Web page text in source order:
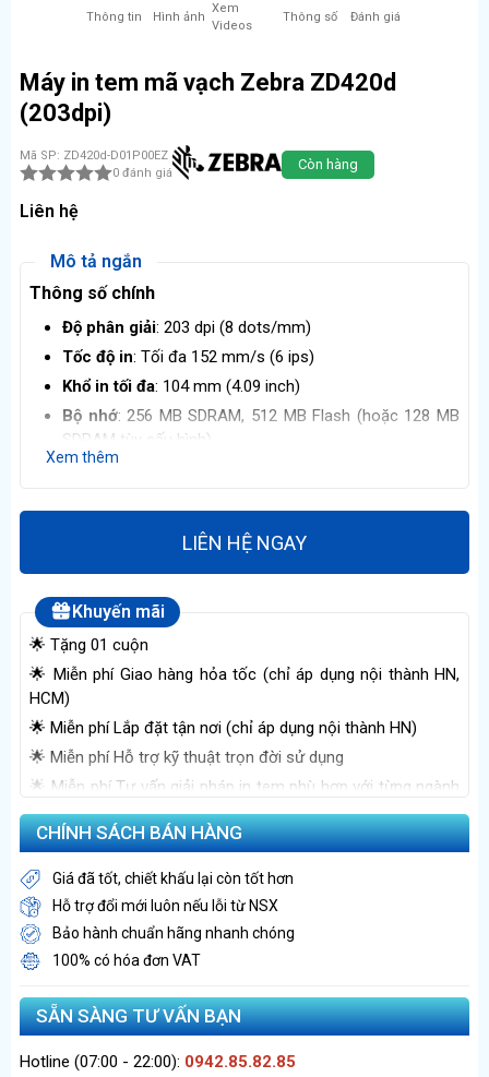
Thông tin Hình ảnh
Xem
Videos
Thông số Đánh giá
Máy in tem mã vạch Zebra ZD420d
(203dpi)
Mã SP: ZD420d-D01P00EZ
0 đánh giá
Còn hàng
Liên hệ
Mô tả ngắn
Thông số chính
Độ phân giải: 203 dpi (8 dots/mm)
Tốc độ in: Tối đa 152 mm/s (6 ips)
Khổ in tối đa: 104 mm (4.09 inch)
Bộ nhớ: 256 MB SDRAM, 512 MB Flash (hoặc 128 MB
SDRAM tùy cấu hình)
Kết nối: USB 2.0, tùy chọn Ethernet, Serial, Bluetooth
: 221 × 178 × 151 mm (D × R × C), trọng
Xem thêm
LIÊN HỆ NGAY
Khuyến mãi
🌟 Tặng 01 cuộn
🌟 Miễn phí Giao hàng hỏa tốc (chỉ áp dụng nội thành HN,
HCM)
🌟 Miễn phí Lắp đặt tận nơi (chỉ áp dụng nội thành HN)
🌟 Miễn phí Hỗ trợ kỹ thuật trọn đời sử dụng
🌟 Miễn phí Tư vấn giải pháp in tem phù hợp với từng ngành
nghề
CHÍNH SÁCH BÁN HÀNG
Giá đã tốt, chiết khấu lại còn tốt hơn
Hỗ trợ đổi mới luôn nếu lỗi từ NSX
Bảo hành chuẩn hãng nhanh chóng
100% có hóa đơn VAT
SẴN SÀNG TƯ VẤN BẠN
Hotline (07:00 - 22:00): 0942.85.82.85